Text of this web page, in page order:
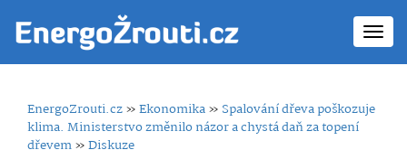
EnergoZrouti.cz»Ekonomika» Spalování dřeva poškozuje
klima. Ministerstvo změnilo názor a chystá daň za topení
dřevem»Diskuze